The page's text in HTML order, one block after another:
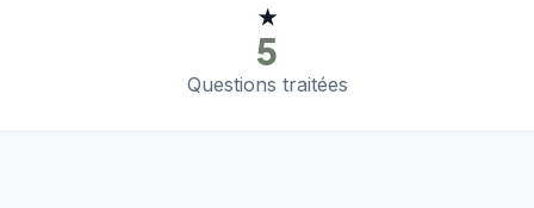
★
5
Questions traitées